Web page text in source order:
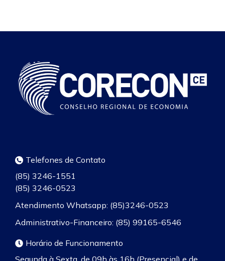
Telefones de Contato
(85) 3246-1551
(85) 3246-0523
Atendimento Whatsapp: (85)3246-0523
Administrativo-Financeiro: (85) 99165-6546
Horário de Funcionamento